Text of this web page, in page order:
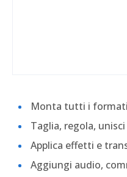
Monta tutti i
Taglia, regola,
Applica effetti e
Aggiungi audio,